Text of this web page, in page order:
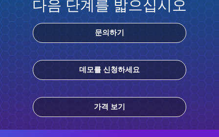
다음 단계를 밟으십시오
문의하기
데모를 신청하세요
가격 보기